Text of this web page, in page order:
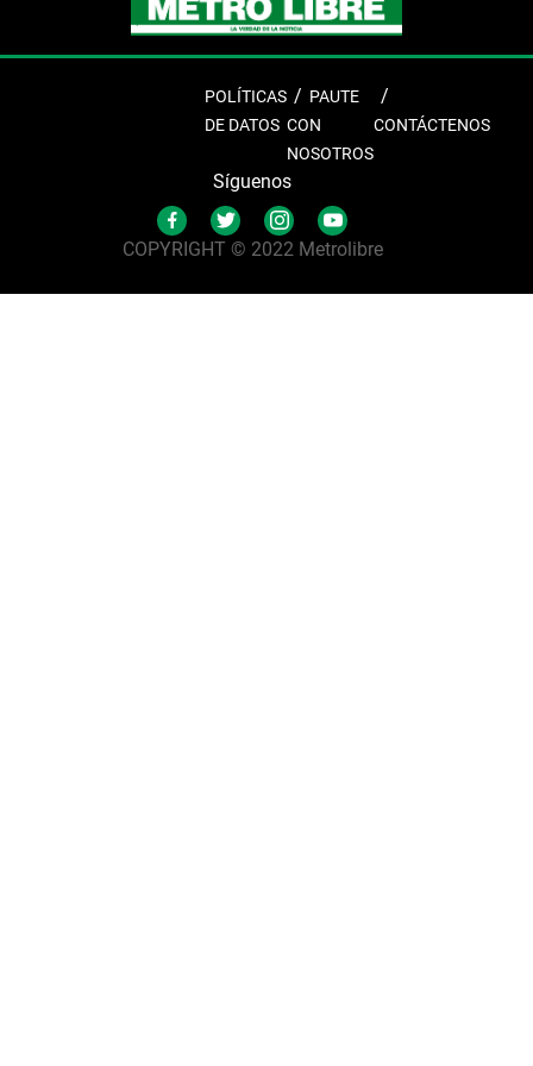
POLÍTICAS
DE DATOS
PAUTE
CON
NOSOTROS
CONTÁCTENOS
Síguenos
COPYRIGHT © 2022 Metrolibre